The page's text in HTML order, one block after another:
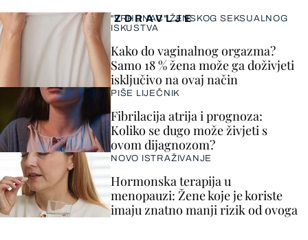
ZDRAVLJE
"VRHUNAC" ŽENSKOG SEKSUALNOG
ISKUSTVA
Kako do vaginalnog orgazma?
Samo 18 % žena može ga doživjeti
isključivo na ovaj način
PIŠE LIJEČNIK
Fibrilacija atrija i prognoza:
Koliko se dugo može živjeti s
ovom dijagnozom?
NOVO ISTRAŽIVANJE
Hormonska terapija u
menopauzi: Žene koje je koriste
imaju znatno manji rizik od ovoga